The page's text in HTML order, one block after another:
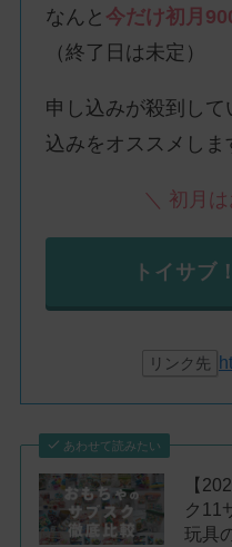
なんと 今だけ初月
（終了日は未定）
申し込みが殺到し
込みをオススメしま
＼ 初月
トイサブ
リンク先
あわせて読みたい
【
ク11
玩具